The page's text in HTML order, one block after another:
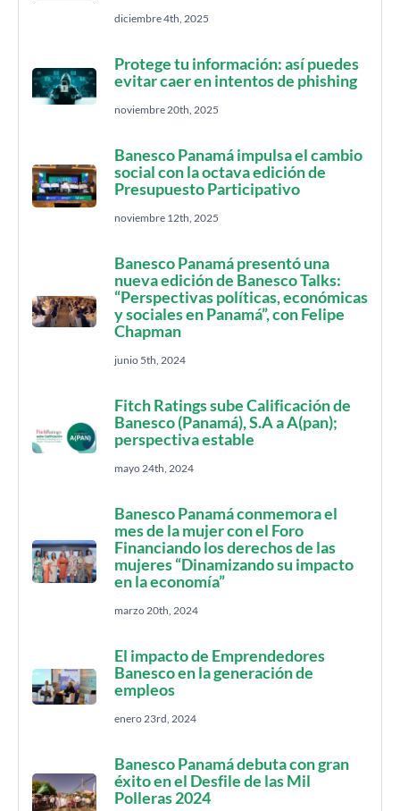
diciembre 4th, 2025
Protege tu información: así puedes
evitar caer en intentos de phishing
noviembre 20th, 2025
Banesco Panamá impulsa el cambio
social con la octava edición de
Presupuesto Participativo
noviembre 12th, 2025
Banesco Panamá presentó una
nueva edición de Banesco Talks:
“Perspectivas políticas, económicas
y sociales en Panamá”, con Felipe
Chapman
junio 5th, 2024
Fitch Ratings sube Calificación de
Banesco (Panamá), S.A a A(pan);
perspectiva estable
mayo 24th, 2024
Banesco Panamá conmemora el
mes de la mujer con el Foro
Financiando los derechos de las
mujeres “Dinamizando su impacto
en la economía”
marzo 20th, 2024
El impacto de Emprendedores
Banesco en la generación de
empleos
enero 23rd, 2024
Banesco Panamá debuta con gran
éxito en el Desfile de las Mil
Polleras 2024